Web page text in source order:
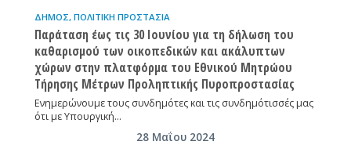
ΔΉΜΟΣ, ΠΟΛΙΤΙΚΉ ΠΡΟΣΤΑΣΊΑ
Παράταση έως τις 30 Ιουνίου για τη δήλωση του
καθαρισμού των οικοπεδικών και ακάλυπτων
χώρων στην πλατφόρμα του Εθνικού Μητρώου
Τήρησης Μέτρων Προληπτικής Πυροπροστασίας
Ενημερώνουμε τους συνδημότες και τις συνδημότισσές μας
ότι με Υπουργική…
28 Μαΐου 2024